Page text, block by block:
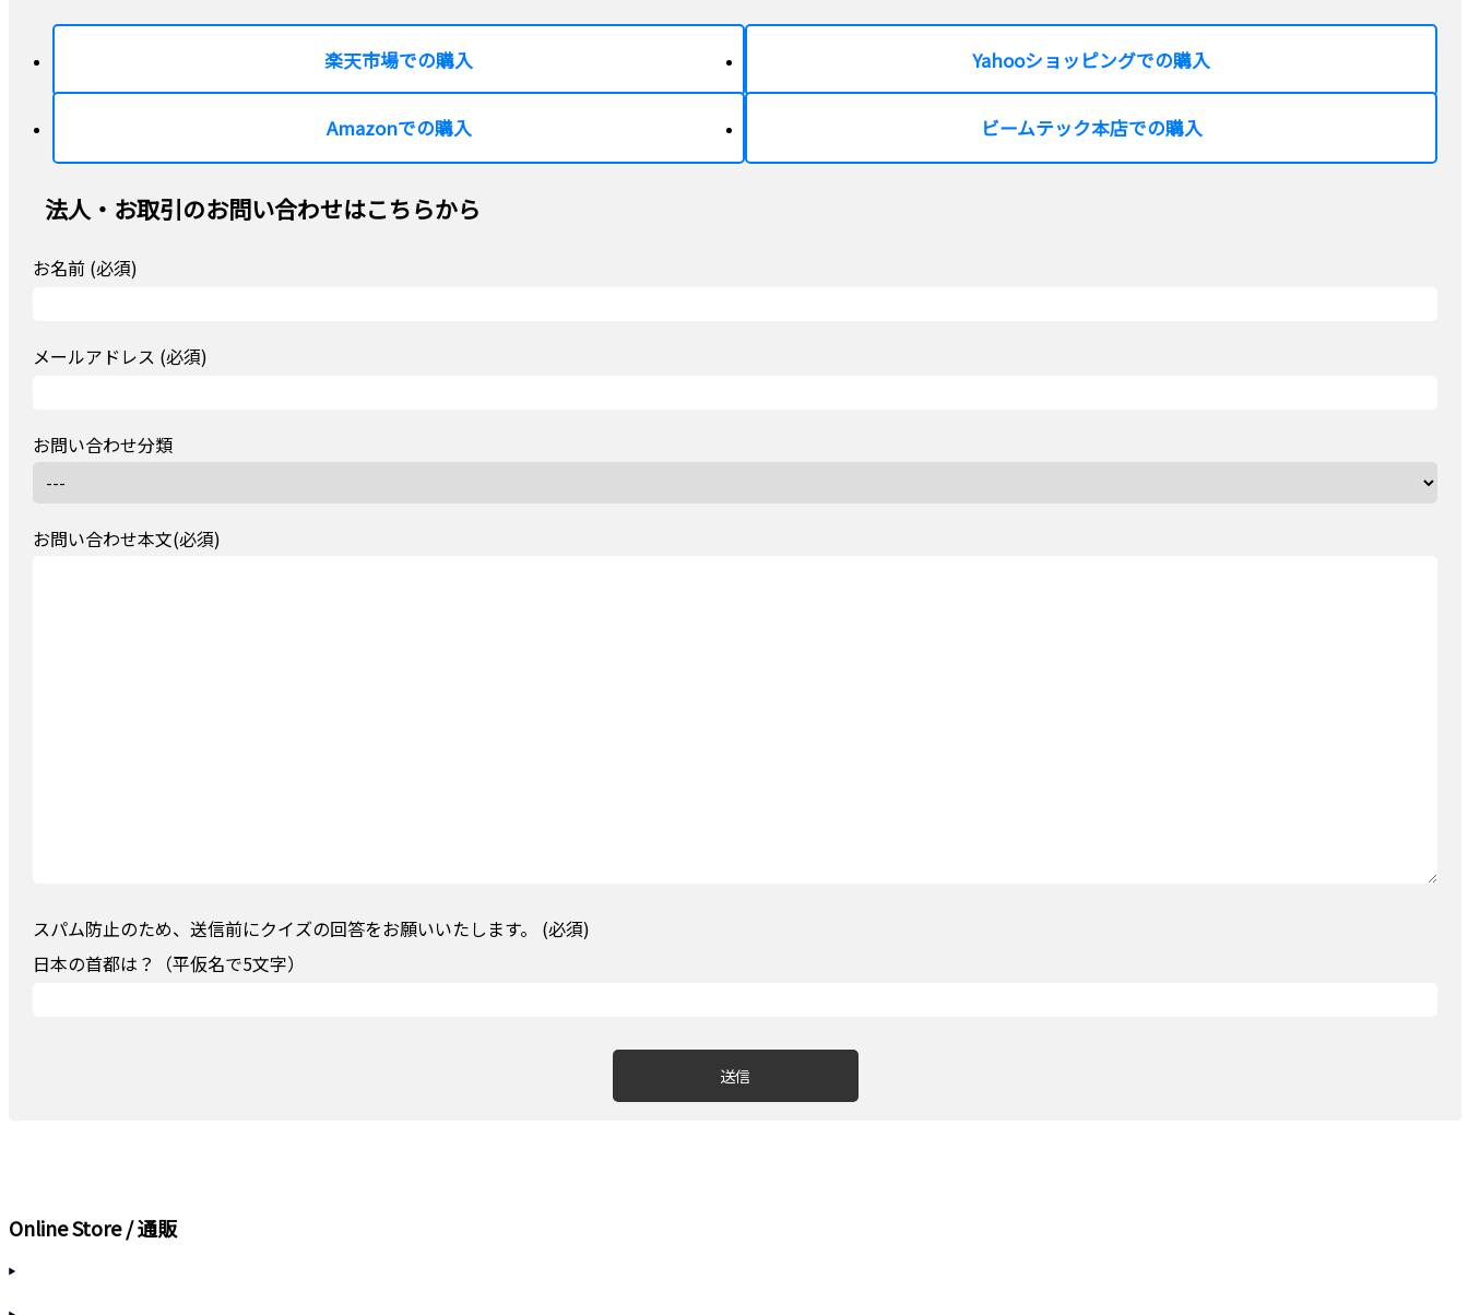
楽天市場での購入 Yahooショッピングでの購入
Amazonでの購入 ビームテック本店での購入
法人・お取引のお問い合わせはこちらから
お名前 (必須)
メールアドレス (必須)
お問い合わせ分類
お問い合わせ本文(必須)
スパム防止のため、送信前にクイズの回答をお願いいたします。 (必須)
日本の首都は？（平仮名で5文字）
Online Store / 通販